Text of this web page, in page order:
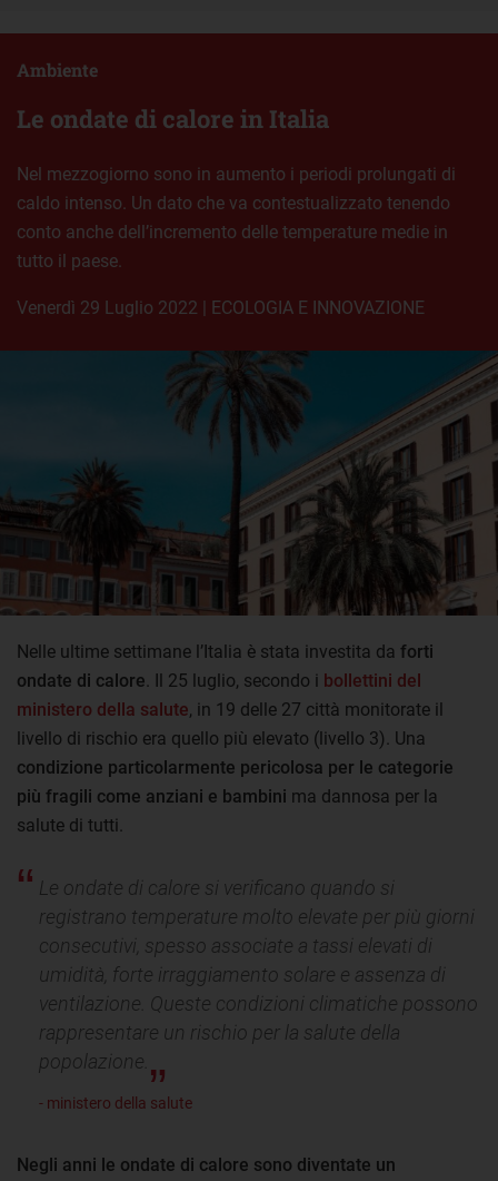
Le ondate di calore in Italia
Ambiente
Nel mezzogiorno sono in aumento i periodi prolungati di
caldo intenso. Un dato che va contestualizzato tenendo
conto anche dell’incremento delle temperature medie in
tutto il paese.
venerdì 29 Luglio 2022 | ECOLOGIA E INNOVAZIONE
Nelle ultime settimane l’Italia è stata investita da forti
ondate di calore. Il 25 luglio, secondo i bollettini del
ministero della salute, in 19 delle 27 città monitorate il
livello di rischio era quello più elevato (livello 3). Una
condizione particolarmente pericolosa per le categorie
più fragili come anziani e bambini ma dannosa per la
salute di tutti.
Le ondate di calore si verificano quando si
registrano temperature molto elevate per più giorni
consecutivi, spesso associate a tassi elevati di
umidità, forte irraggiamento solare e assenza di
ventilazione. Queste condizioni climatiche possono
rappresentare un rischio per la salute della
popolazione.
- ministero della salute
Negli anni le ondate di calore sono diventate un